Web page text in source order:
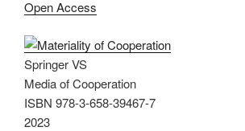
Open Access
Springer VS
Media of Cooperation
ISBN 978-3-658-39467-7
2023